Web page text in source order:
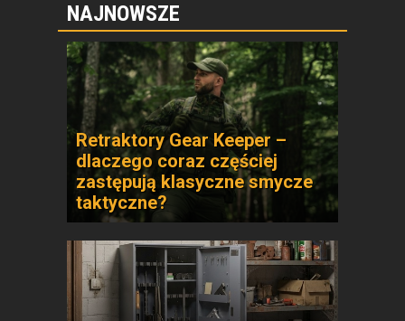
NAJNOWSZE
Retraktory Gear Keeper –
dlaczego coraz częściej
zastępują klasyczne smycze
taktyczne?